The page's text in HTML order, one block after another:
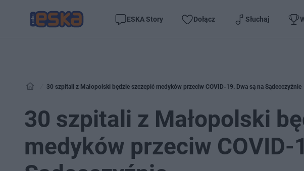
ESKA Story Dołącz Słuchaj
30 szpitali z Małopolski będzie szczepić medyków przeciw COVID-19. Dwa są na Sądecczyźnie
30 szpitali z Małopolski
medyków przeciw COVID-